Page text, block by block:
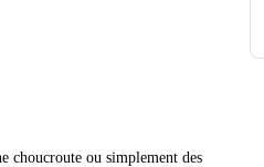
choucroute ou simplement des